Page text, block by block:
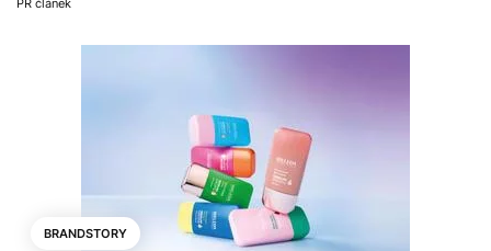
BRANDSTORY